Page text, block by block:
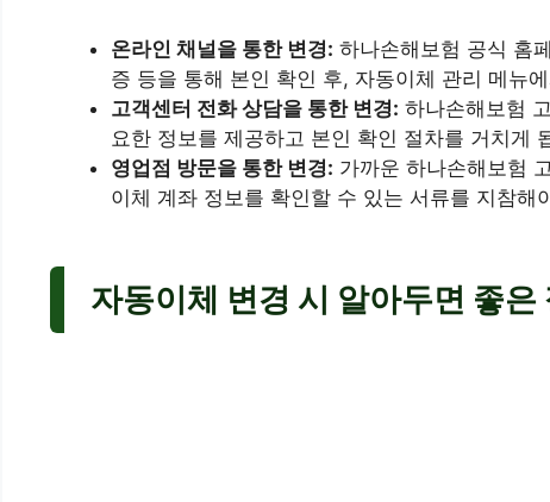
온라인 채널을 통한 변경: 하나손해보험 공식 홈
증 등을 통해 본인 확인 후, 자동이체 관리 메뉴
고객센터 전화 상담을 통한 변경: 하나손해보험
요한 정보를 제공하고 본인 확인 절차를 거치게
영업점 방문을 통한 변경: 가까운 하나손해보험
이체 계좌 정보를 확인할 수 있는 서류를 지참해
자동이체 변경 시 알아두면 좋은